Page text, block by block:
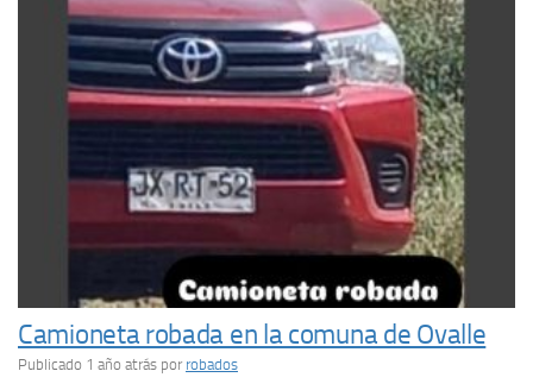
Camioneta robada en la comuna de Ovalle
Publicado 1 año atrás por robados